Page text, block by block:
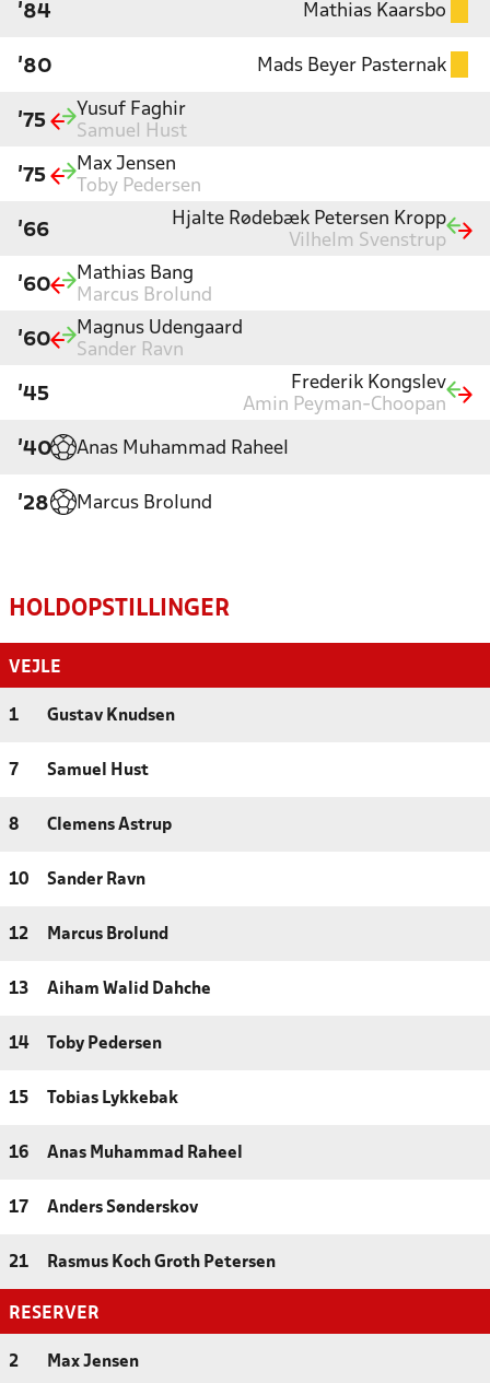
'84 Mathias Kaarsbo
'80 Mads Beyer Pasternak
'75
Yusuf Faghir
Samuel Hust
'75
Max Jensen
Toby Pedersen
'66
Hjalte Rødebæk Petersen Kropp
Vilhelm Svenstrup
'60
Mathias Bang
Marcus Brolund
'60
Magnus Udengaard
Sander Ravn
'45
Frederik Kongslev
Amin Peyman-Choopan
'40 Anas Muhammad Raheel
'28 Marcus Brolund
HOLDOPSTILLINGER
VEJLE
1 Gustav Knudsen
7 Samuel Hust
8 Clemens Astrup
10 Sander Ravn
12 Marcus Brolund
13 Aiham Walid Dahche
14 Toby Pedersen
15 Tobias Lykkebak
16 Anas Muhammad Raheel
17 Anders Sønderskov
21 Rasmus Koch Groth Petersen
RESERVER
2 Max Jensen